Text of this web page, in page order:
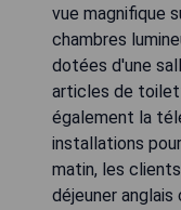
vue magnifique
chambres
dotées d'une
articles de
également la
installations
matin, les
déjeuner